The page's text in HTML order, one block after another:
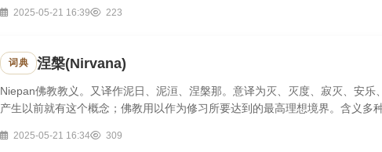
2025-05-21 16:39 223
词典 涅槃(Nirvana)
Niepan佛教教义。又译作泥日、泥洹、涅槃那。意译为灭、灭度、寂灭、安
产生以前就有这个概念；佛教用以作为修习所要达到的最高理想境界。含义多
2025-05-21 16:34 309